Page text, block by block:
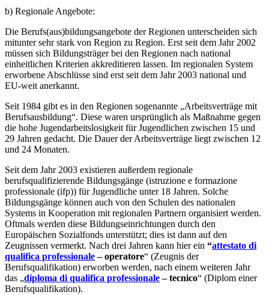
b) Regionale Angebote:
Die Berufs(aus)bildungsangebote der Regionen unterscheiden sich
mitunter sehr stark von Region zu Region. Erst seit dem Jahr 2002
müssen sich Bildungsträger bei den Regionen nach national
einheitlichen Kriterien akkreditieren lassen. Im regionalen System
erworbene Abschlüsse sind erst seit dem Jahr 2003 national und
EU-weit anerkannt.
Seit 1984 gibt es in den Regionen sogenannte „Arbeitsverträge mit
Berufsausbildung“. Diese waren ursprünglich als Maßnahme gegen
die hohe Jugendarbeitslosigkeit für Jugendlichen zwischen 15 und
29 Jahren gedacht. Die Dauer der Arbeitsverträge liegt zwischen 12
und 24 Monaten.
Seit dem Jahr 2003 existieren außerdem regionale
berufsqualifizierende Bildungsgänge (istruzione e formazione
professionale (ifp)) für Jugendliche unter 18 Jahren. Solche
Bildungsgänge können auch von den Schulen des nationalen
Systems in Kooperation mit regionalen Partnern organisiert werden.
Oftmals werden diese Bildungseinrichtungen durch den
Europäischen Sozialfonds unterstützt; dies ist dann auf den
Zeugnissen vermerkt. Nach drei Jahren kann hier ein “attestato di
qualifica professionale– operatore“ (Zeugnis der
Berufsqualifikation) erworben werden, nach einem weiteren Jahr
das „diploma di qualifica professionale– tecnico“ (Diplom einer
Berufsqualifikation).